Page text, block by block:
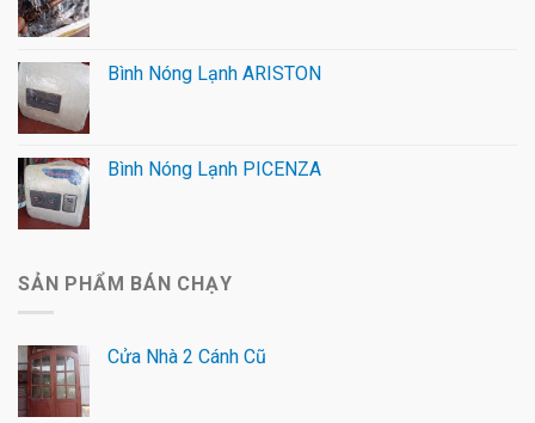
Bình Nóng Lạnh ARISTON
Bình Nóng Lạnh PICENZA
SẢN PHẨM BÁN CHẠY
Cửa Nhà 2 Cánh Cũ